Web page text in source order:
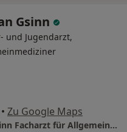
Gsinn
und Jugendarzt,
• Zu Google Maps
Familienpraxis Stefan Gsinn Facharzt für Allgemeinmedizin